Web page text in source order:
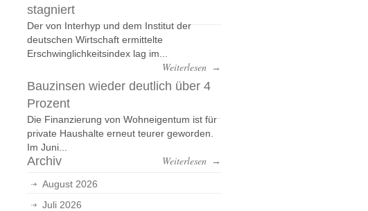
stagniert
Der von Interhyp und dem Institut der
deutschen Wirtschaft ermittelte
Erschwinglichkeitsindex lag im...
Weiterlesen →
Bauzinsen wieder deutlich über 4
Prozent
Die Finanzierung von Wohneigentum ist für
private Haushalte erneut teurer geworden.
Im Juni...
Weiterlesen →
Archiv
August 2026
Juli 2026